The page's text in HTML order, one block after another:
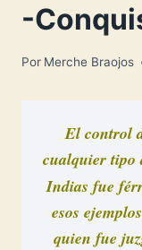
-
Por Merche Braojos
El control
cualquier tipo
Indias fue
esos
quien fue